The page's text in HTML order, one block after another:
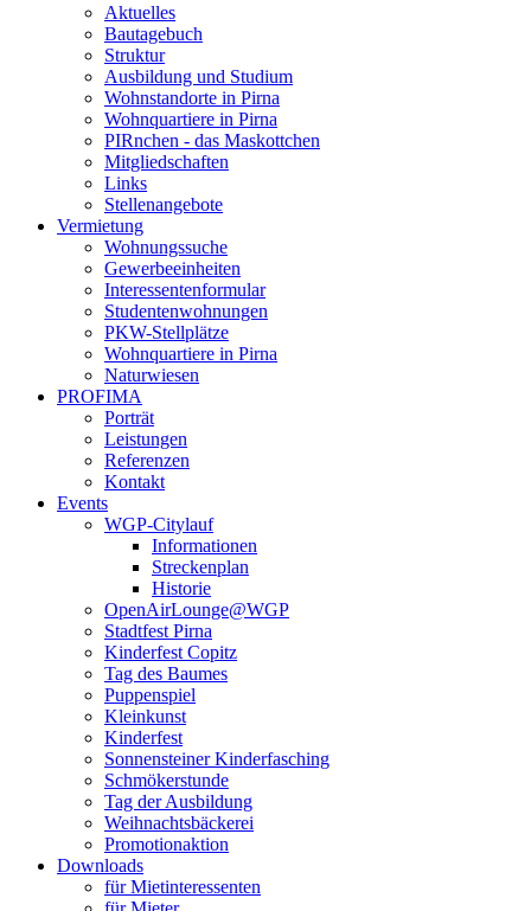
Aktuelles
Bautagebuch
Struktur
Ausbildung und Studium
Wohnstandorte in Pirna
Wohnquartiere in Pirna
PIRnchen - das Maskottchen
Mitgliedschaften
Links
Stellenangebote
Vermietung
Wohnungssuche
Gewerbeeinheiten
Interessentenformular
Studentenwohnungen
PKW-Stellplätze
Wohnquartiere in Pirna
Naturwiesen
PROFIMA
Porträt
Leistungen
Referenzen
Kontakt
Events
WGP-Citylauf
Informationen
Streckenplan
Historie
OpenAirLounge@WGP
Stadtfest Pirna
Kinderfest Copitz
Tag des Baumes
Puppenspiel
Kleinkunst
Kinderfest
Sonnensteiner Kinderfasching
Schmökerstunde
Tag der Ausbildung
Weihnachtsbäckerei
Promotionaktion
Downloads
für Mietinteressenten